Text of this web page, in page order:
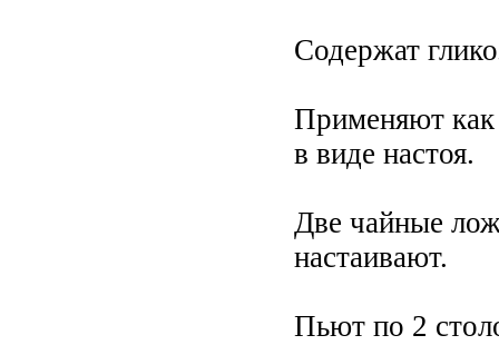
Содержат
Применяют как
в виде настоя.
Две чайные
настаивают.
Пьют по 2